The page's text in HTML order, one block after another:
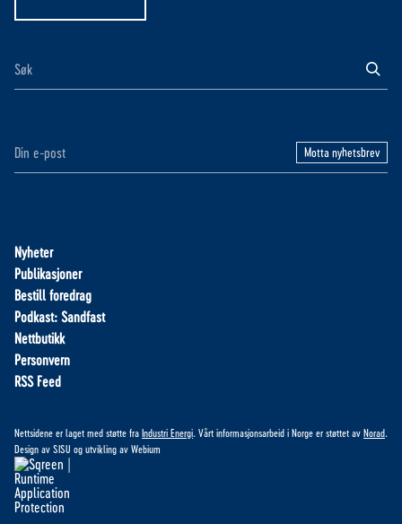
Motta nyhetsbrev
Nyheter
Publikasjoner
Bestill foredrag
Podkast: Sandfast
Nettbutikk
Personvern
RSS Feed
Nettsidene er laget med støtte fra Industri Energi. Vårt informasjonsarbeid i Norge er støttet av Norad.
Design av SISU og utvikling av Webium